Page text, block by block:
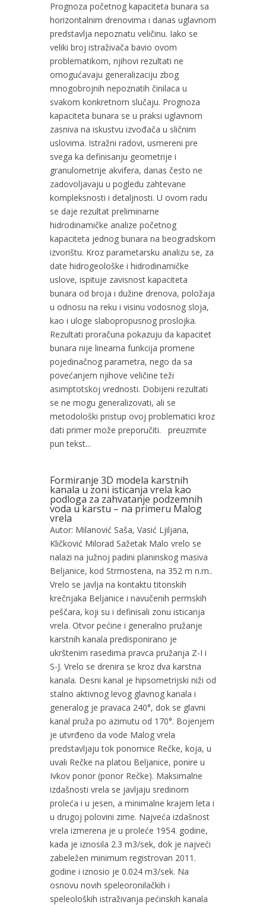
Prognoza početnog kapaciteta bunara sa
horizontalnim drenovima i danas uglavnom
predstavlja nepoznatu veličinu. Iako se
veliki broj istraživača bavio ovom
problematikom, njihovi rezultati ne
omogućavaju generalizaciju zbog
mnogobrojnih nepoznatih činilaca u
svakom konkretnom slučaju. Prognoza
kapaciteta bunara se u praksi uglavnom
zasniva na iskustvu izvođača u sličnim
uslovima. Istražni radovi, usmereni pre
svega ka definisanju geometrije i
granulometrije akvifera, danas često ne
zadovoljavaju u pogledu zahtevane
kompleksnosti i detaljnosti. U ovom radu
se daje rezultat preliminarne
hidrodinamičke analize početnog
kapaciteta jednog bunara na beogradskom
izvorištu. Kroz parametarsku analizu se, za
date hidrogeološke i hidrodinamičke
uslove, ispituje zavisnost kapaciteta
bunara od broja i dužine drenova, položaja
u odnosu na reku i visinu vodosnog sloja,
kao i uloge slabopropusnog proslojka.
Rezultati proračuna pokazuju da kapacitet
bunara nije linearna funkcija promene
pojedinačnog parametra, nego da sa
povećanjem njihove veličine teži
asimptotskoj vrednosti. Dobijeni rezultati
se ne mogu generalizovati, ali se
metodološki pristup ovoj problematici kroz
dati primer može preporučiti. preuzmite
pun tekst...
Formiranje 3D modela karstnih
kanala u zoni isticanja vrela kao
podloga za zahvatanje podzemnih
voda u karstu – na primeru Malog
vrela
Autor: Milanović Saša, Vasić Ljiljana,
Kličković Milorad Sažetak Malo vrelo se
nalazi na južnoj padini planinskog masiva
Beljanice, kod Strmostena, na 352 m n.m..
Vrelo se javlja na kontaktu titonskih
krečnjaka Beljanice i navučenih permskih
peščara, koji su i definisali zonu isticanja
vrela. Otvor pećine i generalno pružanje
karstnih kanala predisponirano je
ukrštenim rasedima pravca pružanja Z-I i
S-J. Vrelo se drenira se kroz dva karstna
kanala. Desni kanal je hipsometrijski niži od
stalno aktivnog levog glavnog kanala i
generalog je pravaca 240°, dok se glavni
kanal pruža po azimutu od 170°. Bojenjem
je utvrđeno da vode Malog vrela
predstavljaju tok ponornice Rečke, koja, u
uvali Rečke na platou Beljanice, ponire u
Ivkov ponor (ponor Rečke). Maksimalne
izdašnosti vrela se javljaju sredinom
proleća i u jesen, a minimalne krajem leta i
u drugoj polovini zime. Najveća izdašnost
vrela izmerena je u proleće 1954. godine,
kada je iznosila 2.3 m3/sek, dok je najveći
zabeležen minimum registrovan 2011.
godine i iznosio je 0.024 m3/sek. Na
osnovu novih speleoronilačkih i
speleoloških istraživanja pećinskih kanala